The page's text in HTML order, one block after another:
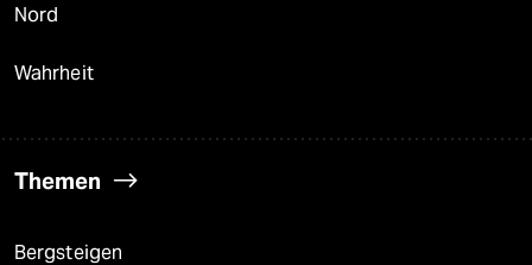
Nord
Wahrheit
Themen
Bergsteigen